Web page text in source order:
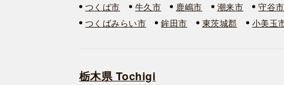
つくば市
牛久市 鹿嶋市 潮来市 守谷市
つくばみらい市
鉾田市 東茨城郡 小美玉
栃木県 Tochigi